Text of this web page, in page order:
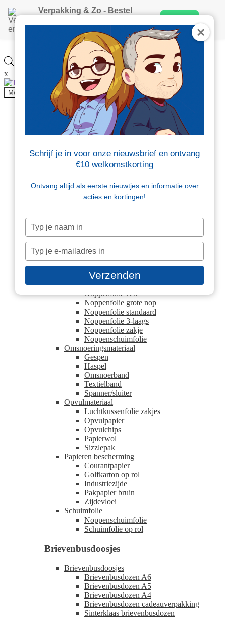
Veelgestelde vragen
x
Onderdeel van
Menu
Producten
Beschermen en opvullen
Brievenbusdoosjes
Dozen
Kantoor en magazijn
Tape en etiketten
Verzendenveloppen
Sale
Hoek- en randbescherming
Beschermhoek
U schuimprofielen
Blokpallet platen
Europallet platen
Noppenfolie
Noppenfolie eco
Noppenfolie grote nop
Noppenfolie standaard
Noppenfolie 3-laags
Noppenfolie zakje
Noppenschuimfolie
Omsnoeringsmateriaal
Gespen
Haspel
Omsnoerband
Textielband
Spanner/sluiter
Opvulmateriaal
Luchtkussenfolie zakjes
Opvulpapier
Opvulchips
Papierwol
Sizzlepak
Papieren bescherming
Courantpapier
Golfkarton op rol
Industriezijde
Pakpapier bruin
Zijdevloei
Schuimfolie
Noppenschuimfolie
Schuimfolie op rol
Brievenbusdoosjes
Brievenbusdoosjes
Brievenbusdozen A6
Brievenbusdozen A5
Brievenbusdozen A4
Brievenbusdozen cadeauverpakking
Sinterklaas brievenbusdozen
Schrijf je in voor onze nieuwsbrief en ontvang
€10 welkomstkorting
Ontvang altijd als eerste nieuwtjes en informatie over
acties en kortingen!
Typ
je
naam
Typ
je
e-
Verzenden
Verpakking & Zo - Bestel
×